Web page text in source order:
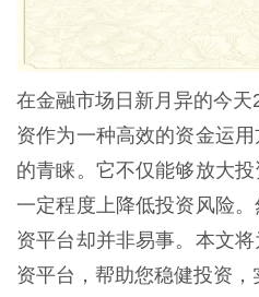
在金融市场日新月异的今
资作为一种高效的资金运
的青睐。它不仅能够放大
一定程度上降低投资风险
资平台却并非易事。本文
资平台，帮助您稳健投资，